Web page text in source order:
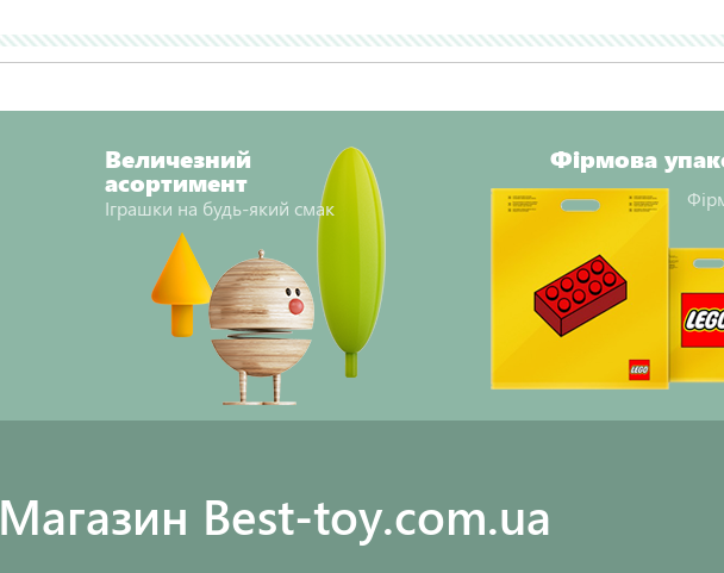
Величезний
асортимент
Іграшки на будь-який смак
Фірмова
Maгазин Best-toy.com.ua